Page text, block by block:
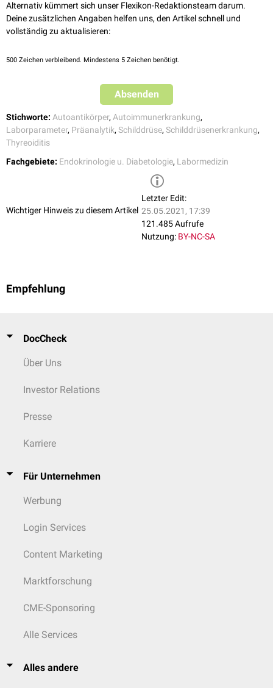
primäresMyxödem 20 bis 30
Morbus Basedow
postpartale Thyreoiditis 20 bis 40
Thyreoiditis
Thyreoiditis de Quervain
Schilddrüsenautonomie ca. 5
Normalbevölkerung ca. 5
Alternativ kümmert sich unser Flexikon-Redaktionsteam darum.
Deine zusätzlichen Angaben helfen uns, den Artikel schnell und
vollständig zu aktualisieren:
500 Zeichen verbleibend. Mindestens 5 Zeichen benötigt.
Absenden
Stichworte: Autoantikörper, Autoimmunerkrankung,
Laborparameter, Präanalytik, Schilddrüse, Schilddrüsenerkrankung,
Thyreoiditis
Fachgebiete: Endokrinologie u. Diabetologie, Labormedizin
Wichtiger Hinweis zu diesem Artikel
Letzter Edit:
25.05.2021, 17:39
121.485 Aufrufe
Nutzung: BY-NC-SA
Empfehlung
DocCheck
Über Uns
Investor Relations
Presse
Karriere
Für Unternehmen
Werbung
Login Services
Content Marketing
Marktforschung
CME-Sponsoring
Alle Services
Alles andere